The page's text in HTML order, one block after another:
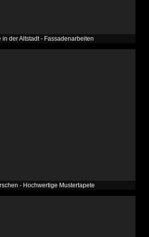
in der Altstadt - Fassadenarbeiten
- Hochwertige Mustertapete